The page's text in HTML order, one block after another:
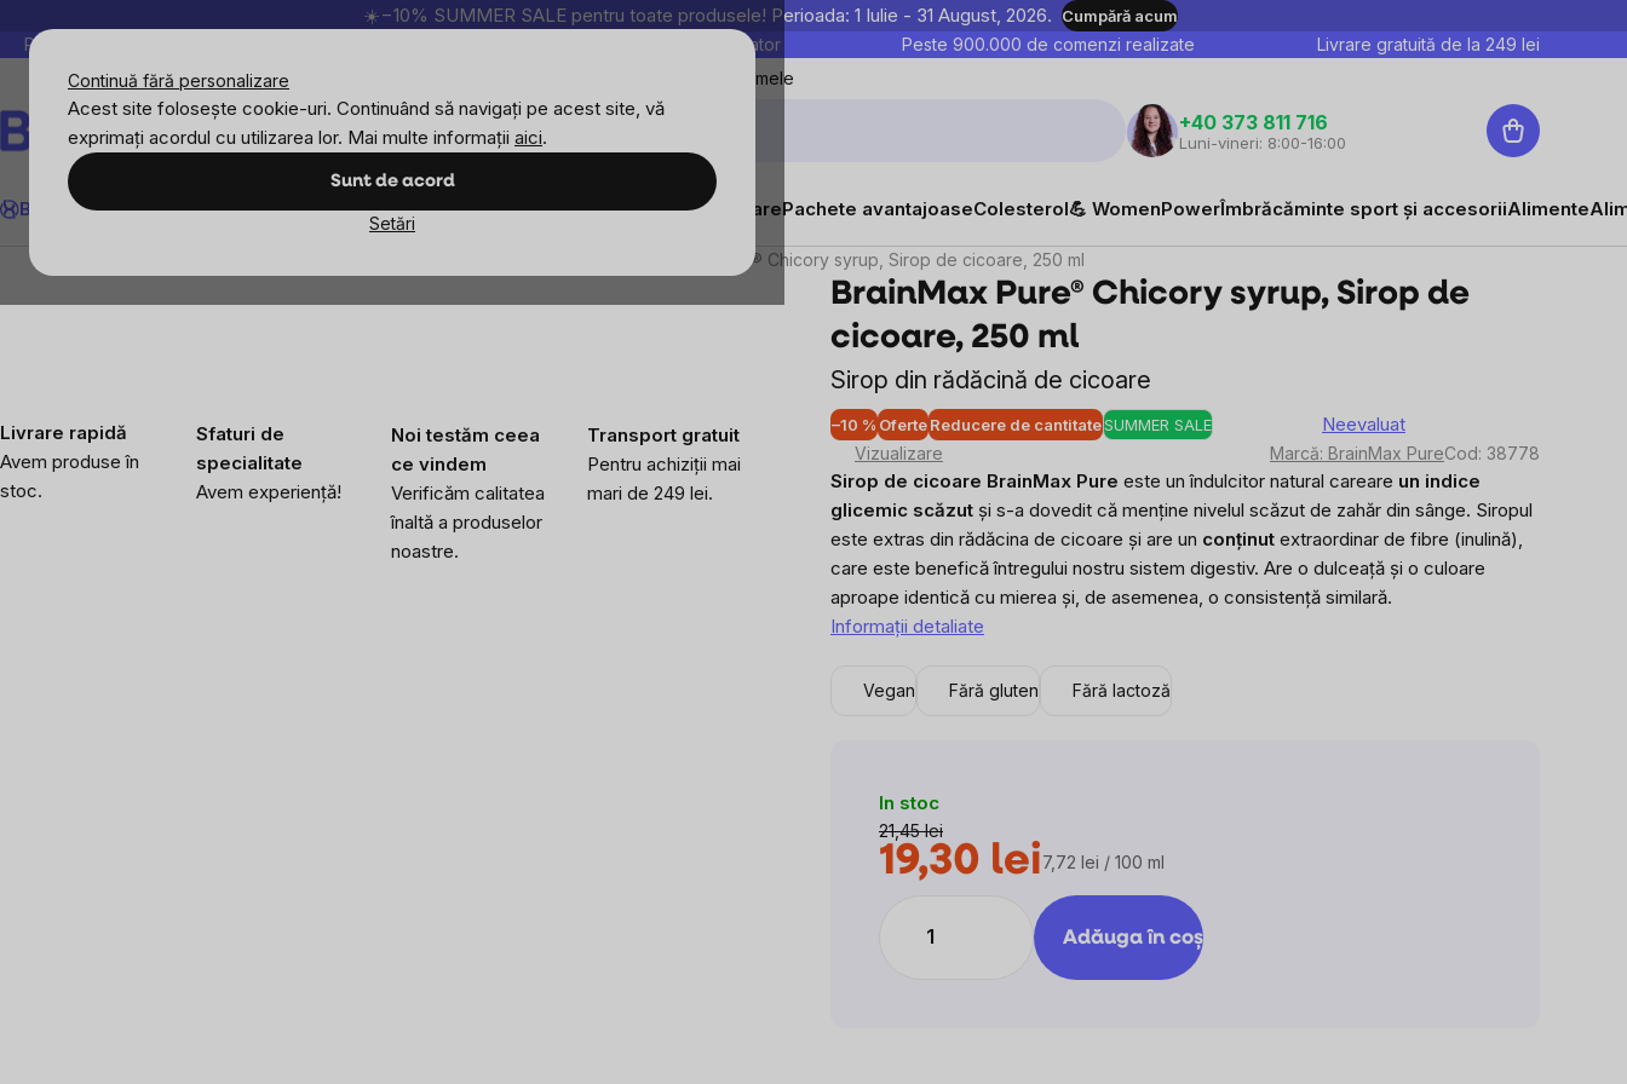
Continuă fără personalizare
Acest site folosește cookie-uri. Continuând să navigați pe acest site, vă
exprimați acordul cu utilizarea lor. Mai multe informații aici.
Sunt de acord
Setări
☀️−10% SUMMER SALE pentru toate produsele! Perioada: 1 Iulie - 31 August, 2026. Cumpără acum
Peste 200.000 de recenzii verificate Produsele noastre sunt testate în laborator Peste 900.000 de comenzi realizate Livrare gratuită de la 249 lei
Favoritele mele
Căutare
+40 373 811 716
Luni-vineri: 8:00-16:00
Coş
de
BrainMax
SportImunitateFemeiBărbațiCopiiObiectiveNoutățiSuplimente alimentarePachete avantajoaseColesterol💪 WomenPowerÎmbrăcăminte sport și accesoriiAlimente
BrainMax Pure® Chicory syrup, Sirop de cicoare, 250 ml
BrainMax Pure® Chicory syrup, Sirop de
cicoare, 250 ml
Sirop din rădăcină de cicoare
–10 % OferteReducere de cantitateSUMMER SALE
Evaluarea
a
produsului
este
0,0
din
Neevaluat
Livrare rapidă
Avem produse în
stoc.
Sfaturi de
specialitate
Avem experiență!
Noi testăm ceea
ce vindem
Verificăm calitatea
înaltă a produselor
noastre.
Transport gratuit
Pentru achiziții mai
mari de 249 lei.
Vizualizare Marcă: BrainMax PureCod: 38778
Sirop de cicoare BrainMax Pure este un îndulcitor natural careare un indice
glicemic scăzut și s-a dovedit că menține nivelul scăzut de zahăr din sânge. Siropul
este extras din rădăcina de cicoare și are un conținut extraordinar de fibre (inulină),
care este benefică întregului nostru sistem digestiv. Are o dulceață și o culoare
aproape identică cu mierea și, de asemenea, o consistență similară.
Informaţii detaliate
Vegan Fără gluten Fără lactoză
In stoc
21,45 lei
19,30 lei Evaluare
preţ:
7,72 lei / 100 ml
Adăuga în coş